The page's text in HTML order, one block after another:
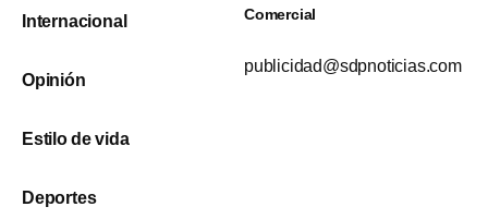
Internacional
Opinión
Estilo de vida
Deportes
Comercial
publicidad@sdpnoticias.com